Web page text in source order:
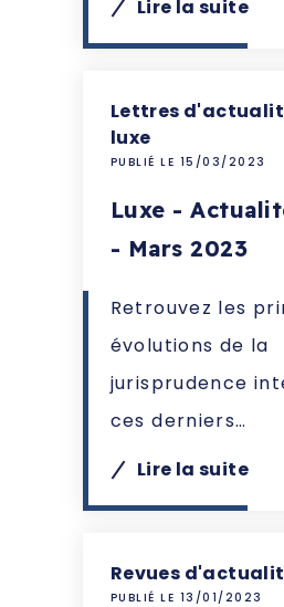
Lire la suite
Lettres
luxe
PUBLIÉ LE 15/03/2023
Luxe -
- Mars 2023
Retrouvez les
évolutions de la
jurisprudence
ces derniers…
Lire la suite
Revues
PUBLIÉ LE 13/01/2023